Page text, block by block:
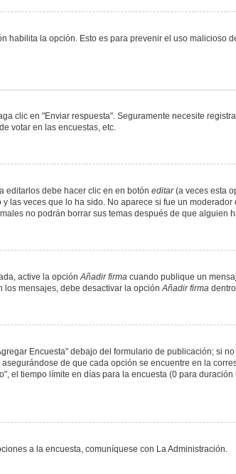
la opción. Esto es para prevenir el uso malicioso
clic en "Enviar respuesta". Seguramente necesite
votar en las encuestas, etc.
editarlos debe hacer clic en en botón editar(a veces esta
veces que lo ha sido. No aparece si fue un
no podrán borrar sus temas después de que alguien
active la opciónAñadir firma cuando publique un
los mensajes, debe desactivar la opciónAñadir firma
Encuesta" debajo del formulario de publicación; si
de que cada opción se encuentre en la
tiempo límite en días para la encuesta (0 para
a la encuesta, comuníquese con La Administración.